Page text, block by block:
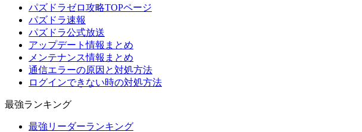
パズドラゼロ攻略TOPページ
パズドラ速報
パズドラ公式放送
アップデート情報まとめ
メンテナンス情報まとめ
通信エラーの原因と対処方法
ログインできない時の対処方法
最強ランキング
最強リーダーランキング